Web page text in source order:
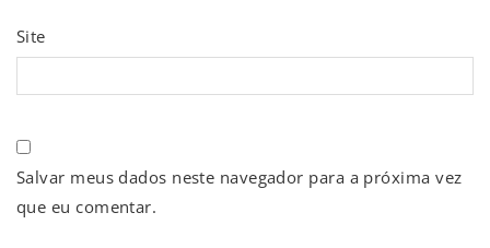
Site
Salvar meus dados neste navegador para a próxima vez
que eu comentar.